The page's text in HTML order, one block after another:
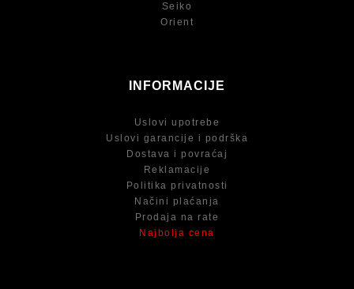
Seiko
Orient
INFORMACIJE
Uslovi upotrebe
Uslovi garancije i podrška
Dostava i povraćaj
Reklamacije
Politika privatnosti
Načini plaćanja
Prodaja na rate
Najbolja cena